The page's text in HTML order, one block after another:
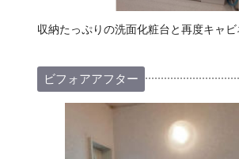
収納たっぷりの洗面化粧台と再度キャビ
ビフォアアフター